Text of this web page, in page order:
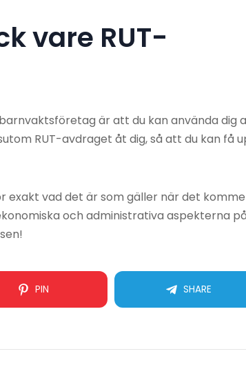
vare RUT-
är att du kan använda dig
RUT-avdraget åt dig, så att du kan få
exakt vad det är som gäller när det
och administrativa aspekterna
PIN SHARE